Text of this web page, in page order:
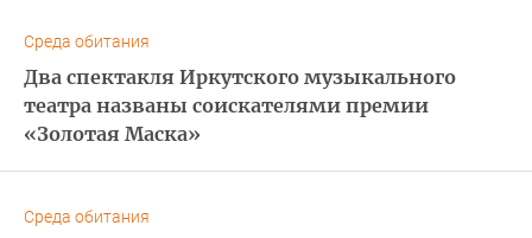
Среда обитания
Два спектакля Иркутского музыкального
театра названы соискателями премии
«Золотая Маска»
Среда обитания